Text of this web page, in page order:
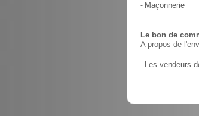
- Maçonnerie
Le bon de
A propos de
- Les vendeurs